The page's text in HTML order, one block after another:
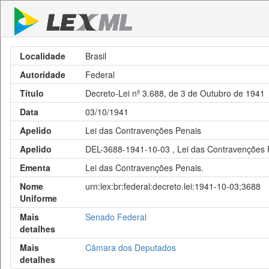
Localidade
Brasil
Autoridade
Federal
Título
Decreto-Lei nº 3.688, de 3 de Outubro de 1941
Data
03/10/1941
Apelido
Lei das Contravenções Penais
Apelido
DEL-3688-1941-10-03 , Lei das Contravenções
Ementa
Lei das Contravenções Penais.
Nome
Uniforme
urn:lex:br:federal:decreto.lei:1941-10-03;3688
Mais
detalhes
Senado Federal
Mais
detalhes
Câmara dos Deputados